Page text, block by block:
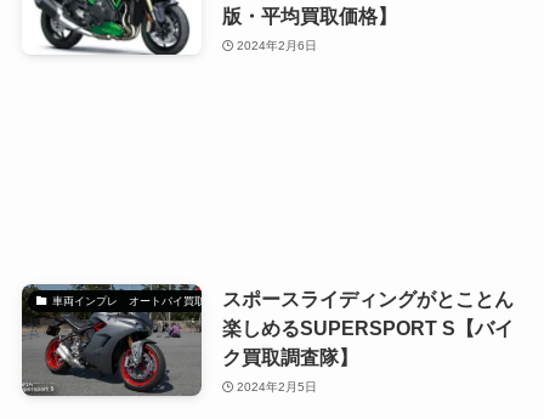
版・平均買取価格】
2024年2月6日
車両インプレ オートバイ買取調査隊スポースライディングがとことん
楽しめるSUPERSPORT S【バイ
ク買取調査隊】
2024年2月5日